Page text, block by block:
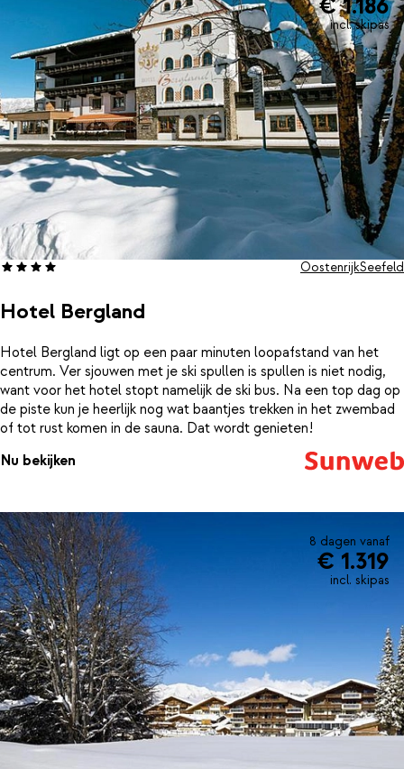
incl. skipas
Hotel Bergland
OostenrijkSeefeld
Hotel Bergland ligt op een paar minuten loopafstand van het
centrum. Ver sjouwen met je ski spullen is spullen is niet nodig,
want voor het hotel stopt namelijk de ski bus. Na een top dag op
de piste kun je heerlijk nog wat baantjes trekken in het zwembad
of tot rust komen in de sauna. Dat wordt genieten!
Nu bekijken
8 dagen vanaf
€ 1.319
incl. skipas